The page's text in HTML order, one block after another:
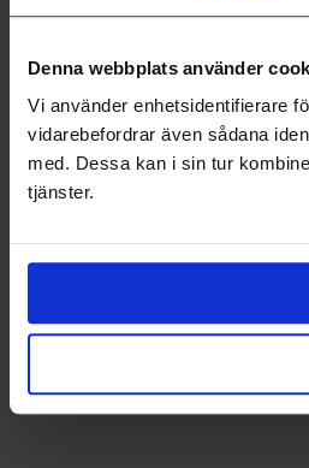
Denna webbplats använder
Vi använder enhetsidentifierare
vidarebefordrar även sådana
med. Dessa kan i sin tur
tjänster.